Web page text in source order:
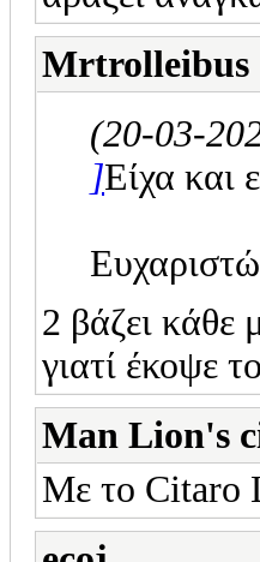
Mrtrolleibus
(20-03-
]Είχα και
2 βάζει κάθε
γιατί έκοψε
Man Lion's
Με το Citaro